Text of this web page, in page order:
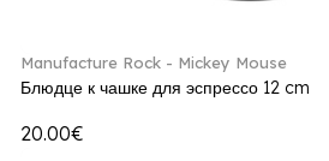
Manufacture Rock - Mickey Mouse
Блюдце к чашке для эспрессо 12 cm
20.00€